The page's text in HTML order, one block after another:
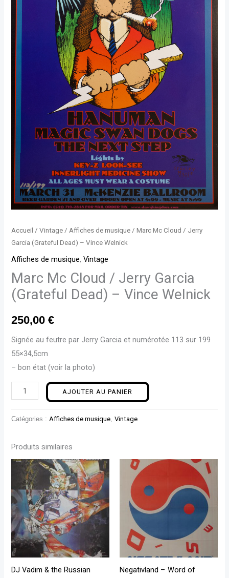
Accueil /Vintage / Affiches de musique / Marc Mc Cloud / Jerry
Garcia (Grateful Dead) – Vince Welnick
Affiches de musique,Vintage
Marc Mc Cloud / Jerry Garcia
(Grateful Dead) – Vince Welnick
250,00€
Signée au feutre par Jerry Garcia et numérotée 113 sur 199
55×34,5cm
– bon état (voir la photo)
AJOUTER AU PANIER
Catégories : Affiches de musique ,Vintage
Produits similaires
DJ Vadim & the Russian
Negativland – Word of